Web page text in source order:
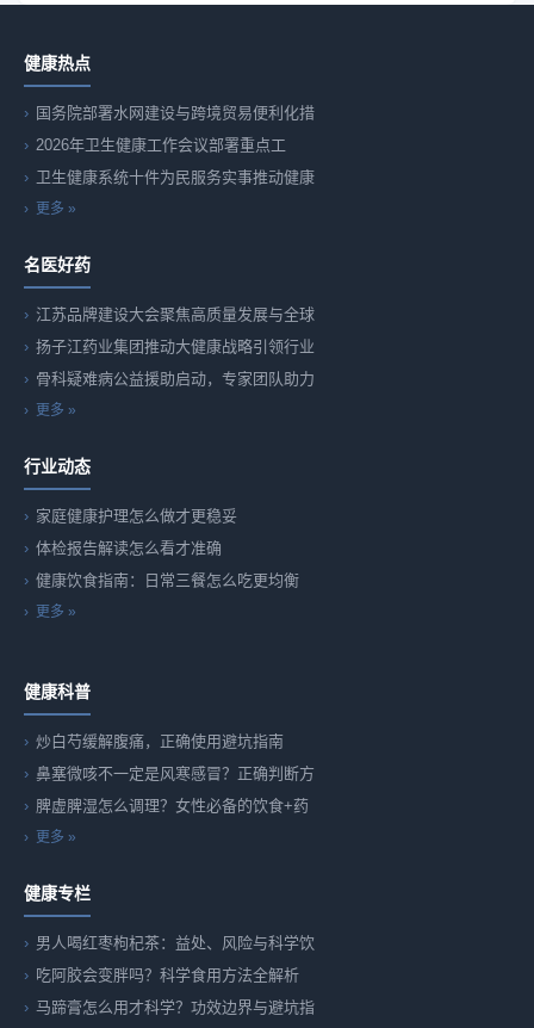
健康热点
国务院部署水网建设与跨境贸易便利化措
2026年卫生健康工作会议部署重点工
卫生健康系统十件为民服务实事推动健康
更多 »
名医好药
江苏品牌建设大会聚焦高质量发展与全球
扬子江药业集团推动大健康战略引领行业
骨科疑难病公益援助启动，专家团队助力
更多 »
行业动态
家庭健康护理怎么做才更稳妥
体检报告解读怎么看才准确
健康饮食指南：日常三餐怎么吃更均衡
更多 »
健康科普
炒白芍缓解腹痛，正确使用避坑指南
鼻塞微咳不一定是风寒感冒？正确判断方
脾虚脾湿怎么调理？女性必备的饮食+药
更多 »
健康专栏
男人喝红枣枸杞茶：益处、风险与科学饮
吃阿胶会变胖吗？科学食用方法全解析
马蹄膏怎么用才科学？功效边界与避坑指